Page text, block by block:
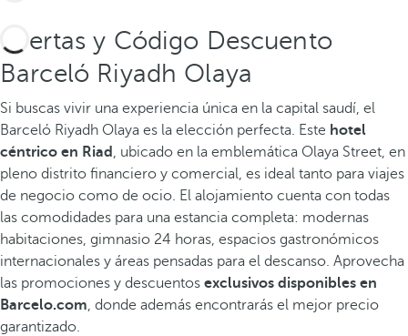
Ofertas y Código Descuento
Barceló Riyadh Olaya
Si buscas vivir una experiencia única en la capital saudí, el
Barceló Riyadh Olaya es la elección perfecta. Este hotel
céntrico en Riad , ubicado en la emblemática Olaya Street, en
pleno distrito financiero y comercial, es ideal tanto para viajes
de negocio como de ocio. El alojamiento cuenta con todas
las comodidades para una estancia completa: modernas
habitaciones, gimnasio 24 horas, espacios gastronómicos
internacionales y áreas pensadas para el descanso. Aprovecha
las promociones y descuentos exclusivos disponibles en
Barcelo.com, donde además encontrarás el mejor precio
garantizado.